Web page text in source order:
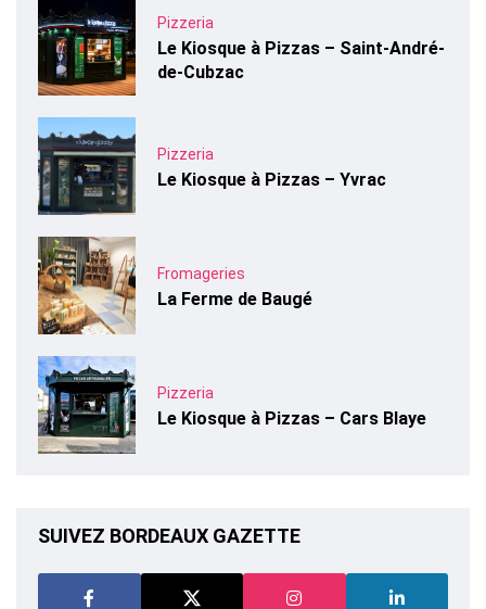
Pizzeria
Le Kiosque à Pizzas – Saint-André-
de-Cubzac
Pizzeria
Le Kiosque à Pizzas – Yvrac
Fromageries
La Ferme de Baugé
Pizzeria
Le Kiosque à Pizzas – Cars Blaye
SUIVEZ BORDEAUX GAZETTE